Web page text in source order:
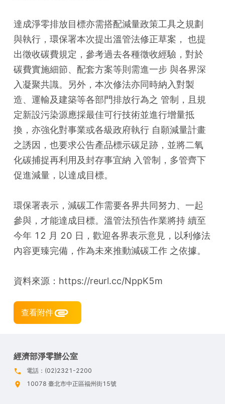
達成淨零排放目標亦需搭配減量政策工具之規劃
與執行，環保署本次提出溫管法修正草案， 也提
出徵收碳費規定，參考過去各種徵收經驗，對於
碳費實施細節、配套方案等則需進一步 與各界深
入凝聚共識。另外，本次修法亦同時納入對製
造、運輸及建築等各部門排放行為之 管制，且規
定新設污染源應採最佳可行技術並進行增量抵
換，亦強化對事業或各級政府執行 自願減量計畫
之誘因，也要求公告產品標示碳足跡，並將二氧
化碳捕捉再利用及封存事宜納 入管制，多管齊下
促進減量，以達成目標。
環保署表示，減碳工作需要各界共同努力、一起
參與，才能達成目標。溫管法預告作業將持 續至
今年 12 月 20 日，歡迎各界表示意見，以利修法
內容更臻完備，作為未來推動減碳工作 之依據。
資料來源：https://reurl.cc/NppK5m
查看附件
經濟部淨零辦公室
電話：(02)2321-2200
10078 臺北市中正區福州街15號